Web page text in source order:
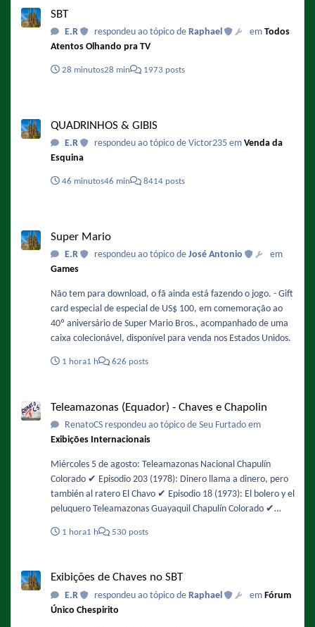
SBT
E.R respondeu ao tópico de Raphael emTodos
Atentos Olhando pra TV
28 minutos28 min 1973 posts
QUADRINHOS & GIBIS
E.R respondeu ao tópico de Victor235 em Venda da
Esquina
46 minutos46 min 8414 posts
Super Mario
E.R respondeu ao tópico de José Antonio
em
Games
Não tem para download, o fã ainda está fazendo o jogo. - Gift
card especial de especial de US$ 100, em comemoração ao
40º aniversário de Super Mario Bros., acompanhado de uma
caixa colecionável, disponível para venda nos Estados Unidos.
1 hora1 h 626 posts
Teleamazonas (Equador) - Chaves e Chapolin
RenatoCS respondeu ao tópico de Seu Furtado em
Exibições Internacionais
Miércoles 5 de agosto: Teleamazonas Nacional Chapulín
Colorado ✔️ Episodio 203 (1978): Dinero llama a dinero, pero
también al ratero El Chavo ✔️ Episodio 18 (1973): El bolero y el
peluquero Teleamazonas Guayaquil Chapulín Colorado ✔️
mismo chapulines con agua, que aguas con los chapulines! El
1 hora1 h 530 posts
Exibições de Chaves no SBT
E.R respondeu ao tópico de Raphael emFórum
Único Chespirito